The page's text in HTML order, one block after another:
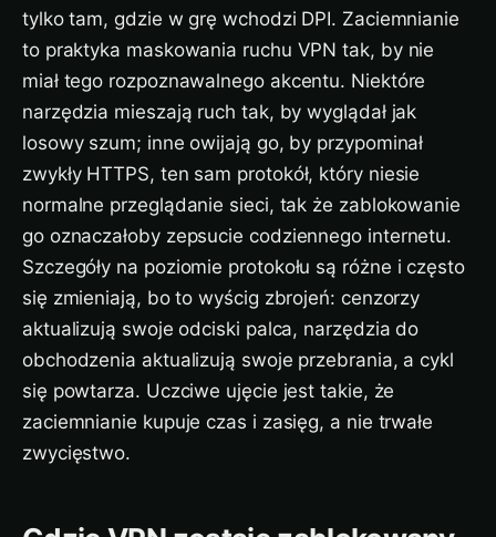
tylko tam, gdzie w grę wchodzi DPI. Zaciemnianie
to praktyka maskowania ruchu VPN tak, by nie
miał tego rozpoznawalnego akcentu. Niektóre
narzędzia mieszają ruch tak, by wyglądał jak
losowy szum; inne owijają go, by przypominał
zwykły HTTPS, ten sam protokół, który niesie
normalne przeglądanie sieci, tak że zablokowanie
go oznaczałoby zepsucie codziennego internetu.
Szczegóły na poziomie protokołu są różne i często
się zmieniają, bo to wyścig zbrojeń: cenzorzy
aktualizują swoje odciski palca, narzędzia do
obchodzenia aktualizują swoje przebrania, a cykl
się powtarza. Uczciwe ujęcie jest takie, że
zaciemnianie kupuje czas i zasięg, a nie trwałe
zwycięstwo.